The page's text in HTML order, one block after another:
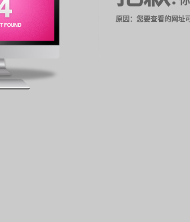
原因：您要查看的网址